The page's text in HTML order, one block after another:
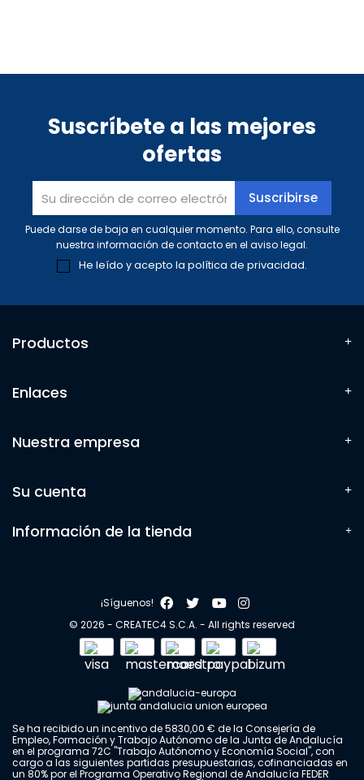
Suscríbete a las mejores
ofertas
Puede darse de baja en cualquier momento. Para ello, consulte
nuestra información de contacto en el aviso legal.
He leído y acepto la política de privacidad.
Productos
Enlaces
Nuestra empresa
Su cuenta
Información de la tienda
© 2026 - CREATEC4 S.C.A. - All rights reserved
¡Síguenos!
Se ha recibido un incentivo de 5830,00 € de la Consejería de
Empleo, Formación y Trabajo Autónomo de la Junta de Andalucía
en el programa 72C "Trabajo Autónomo y Economía Social", con
cargo a las siguientes partidas presupuestarias, cofinanciadas en
un 80% por el Programa Operativo Regional de Andalucía FEDER